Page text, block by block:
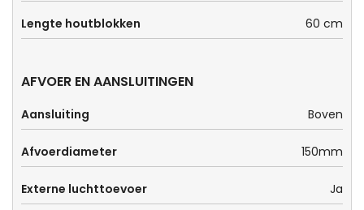
Lengte houtblokken 60 cm
AFVOER EN AANSLUITINGEN
Aansluiting Boven
Afvoerdiameter 150mm
Externe luchttoevoer Ja